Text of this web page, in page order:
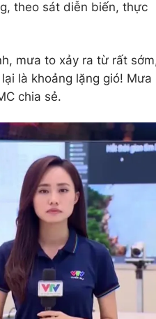
theo sát diễn biến, thực
mưa to xảy ra từ rất
là khoảng lặng gió! Mưa
chia sẻ.